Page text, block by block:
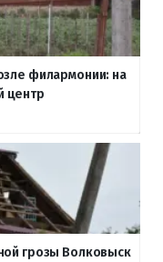
филармонии: на
центр
грозы Волковыск